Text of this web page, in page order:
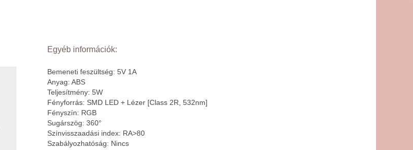
Egyéb információk:
Bemeneti feszültség: 5V 1A
Anyag: ABS
Teljesítmény: 5W
Fényforrás: SMD LED + Lézer [Class 2R, 532nm]
Fényszín: RGB
Sugárszög: 360°
Színvisszaadási index: RA>80
Szabályozhatóság: Nincs